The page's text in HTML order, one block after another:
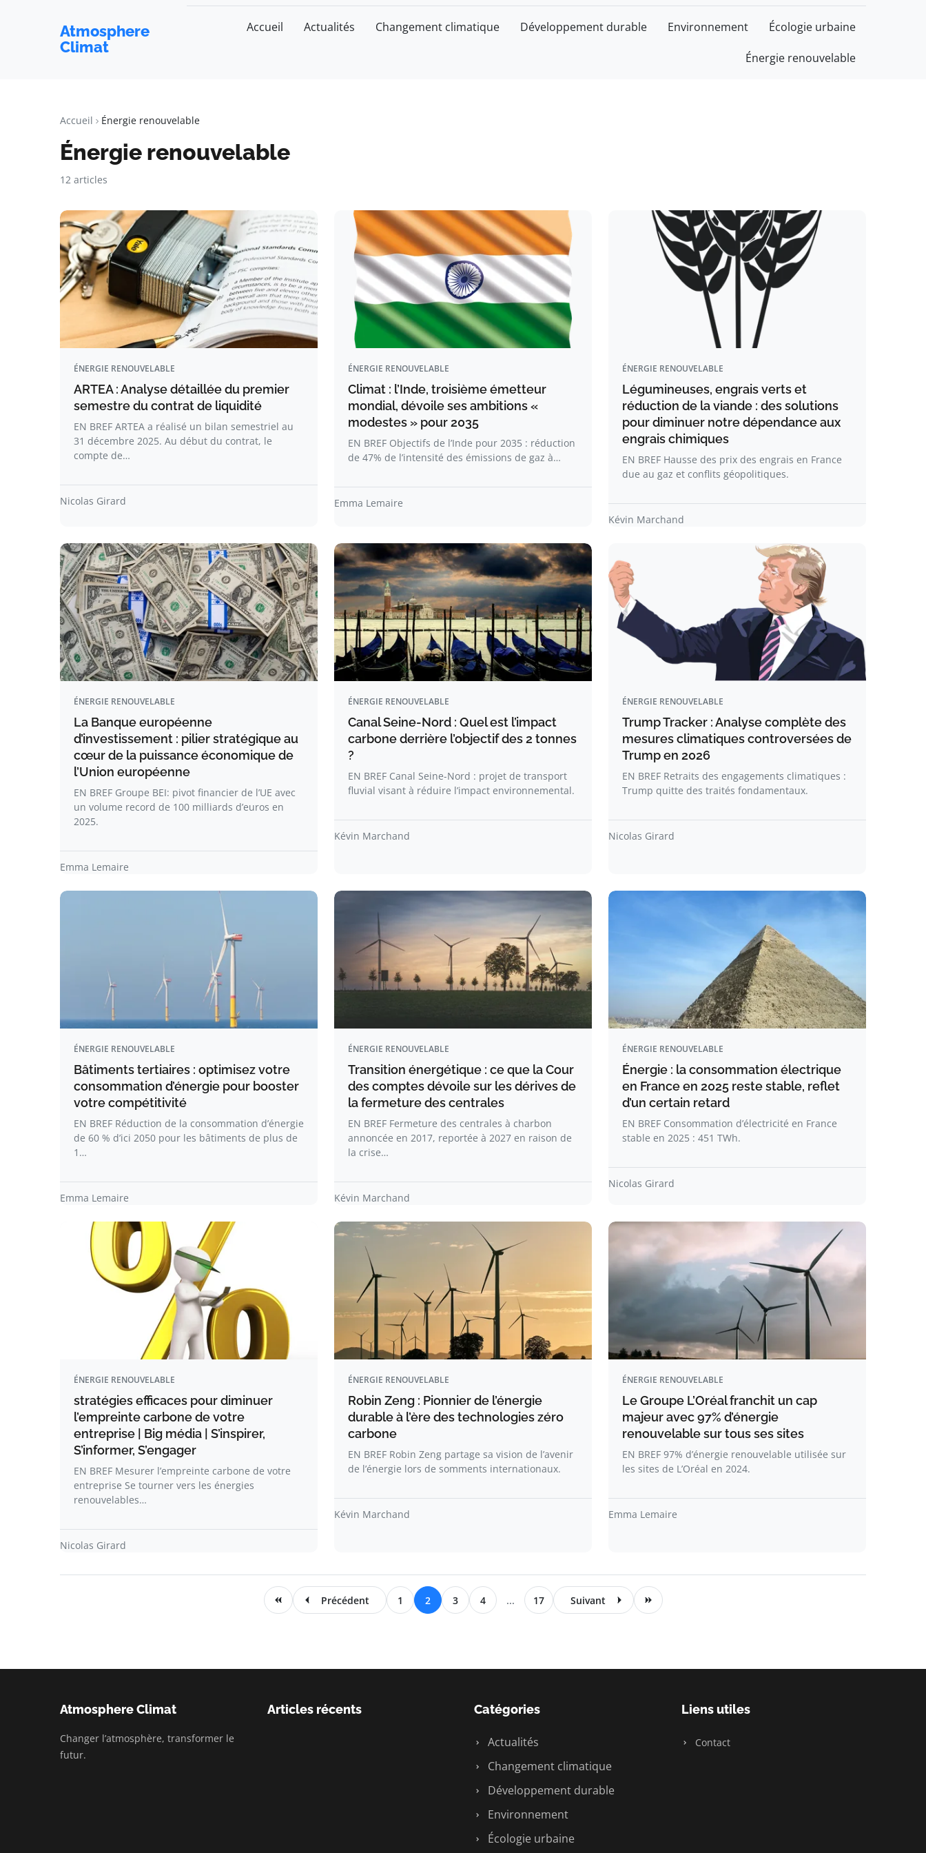
Atmosphere
Climat
Accueil Actualités Changement climatique Développement durable Environnement Écologie urbaine
Énergie renouvelable
Accueil Énergie renouvelable
Énergie renouvelable
12 articles
ÉNERGIE RENOUVELABLE
ARTEA : Analyse détaillée du premier
semestre du contrat de liquidité
EN BREF ARTEA a réalisé un bilan semestriel au
31 décembre 2025. Au début du contrat, le
compte de…
Nicolas Girard
ÉNERGIE RENOUVELABLE
Climat : l’Inde, troisième émetteur
mondial, dévoile ses ambitions «
modestes » pour 2035
EN BREF Objectifs de l’Inde pour 2035 : réduction
de 47% de l’intensité des émissions de gaz à…
Emma Lemaire
ÉNERGIE RENOUVELABLE
Légumineuses, engrais verts et
réduction de la viande : des solutions
pour diminuer notre dépendance aux
engrais chimiques
EN BREF Hausse des prix des engrais en France
due au gaz et conflits géopolitiques.
Kévin Marchand
ÉNERGIE RENOUVELABLE
La Banque européenne
d’investissement : pilier stratégique au
cœur de la puissance économique de
l’Union européenne
EN BREF Groupe BEI: pivot financier de l’UE avec
un volume record de 100 milliards d’euros en
2025.
Emma Lemaire
ÉNERGIE RENOUVELABLE
Canal Seine-Nord : Quel est l’impact
carbone derrière l’objectif des 2 tonnes
?
EN BREF Canal Seine-Nord : projet de transport
fluvial visant à réduire l’impact environnemental.
Kévin Marchand
ÉNERGIE RENOUVELABLE
Trump Tracker : Analyse complète des
mesures climatiques controversées de
Trump en 2026
EN BREF Retraits des engagements climatiques :
Trump quitte des traités fondamentaux.
Nicolas Girard
ÉNERGIE RENOUVELABLE
Bâtiments tertiaires : optimisez votre
consommation d’énergie pour booster
votre compétitivité
EN BREF Réduction de la consommation d’énergie
de 60 % d’ici 2050 pour les bâtiments de plus de
1…
Emma Lemaire
ÉNERGIE RENOUVELABLE
Transition énergétique : ce que la Cour
des comptes dévoile sur les dérives de
la fermeture des centrales
EN BREF Fermeture des centrales à charbon
annoncée en 2017, reportée à 2027 en raison de
la crise…
Kévin Marchand
ÉNERGIE RENOUVELABLE
Énergie : la consommation électrique
en France en 2025 reste stable, reflet
d’un certain retard
EN BREF Consommation d’électricité en France
stable en 2025 : 451 TWh.
Nicolas Girard
ÉNERGIE RENOUVELABLE
stratégies efficaces pour diminuer
l’empreinte carbone de votre
entreprise | Big média | S’inspirer,
S’informer, S’engager
EN BREF Mesurer l’empreinte carbone de votre
entreprise Se tourner vers les énergies
renouvelables…
Nicolas Girard
ÉNERGIE RENOUVELABLE
Robin Zeng : Pionnier de l’énergie
durable à l’ère des technologies zéro
carbone
EN BREF Robin Zeng partage sa vision de l’avenir
de l’énergie lors de somments internationaux.
Kévin Marchand
ÉNERGIE RENOUVELABLE
Le Groupe L’Oréal franchit un cap
majeur avec 97% d’énergie
renouvelable sur tous ses sites
EN BREF 97% d’énergie renouvelable utilisée sur
les sites de L’Oréal en 2024.
Emma Lemaire
Précédent 1 2 3 4 ... 17 Suivant
Atmosphere Climat
Changer l’atmosphère, transformer le
futur.
Articles récents Catégories
Actualités
Changement climatique
Développement durable
Environnement
Écologie urbaine
Liens utiles
Contact